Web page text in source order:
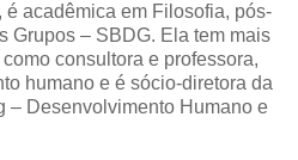
acadêmica em Filosofia, pós-
Grupos – SBDG. Ela tem mais
consultora e professora,
humano e é sócio-diretora da
– Desenvolvimento Humano e